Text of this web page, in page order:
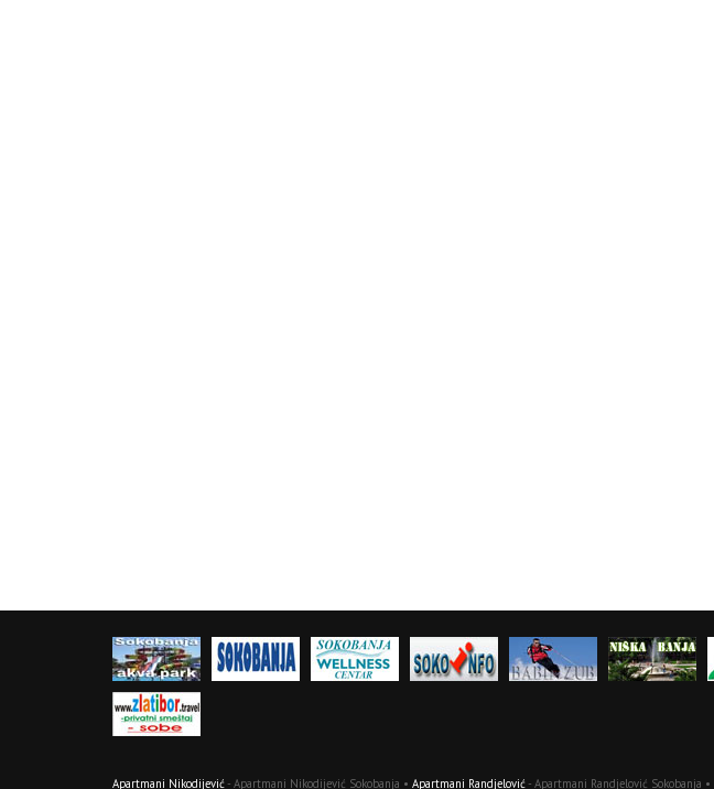
Apartmani Nikodijević- Apartmani Nikodijević Sokobanja • Apartmani Randjelović- Apartmani Randjelović Sokobanja •